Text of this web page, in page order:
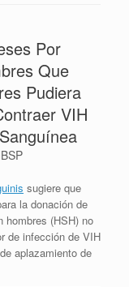
Por
Que
Pudiera
VIH
sugiere que
la donación de
hombres (HSH) no
de infección de VIH
aplazamiento de